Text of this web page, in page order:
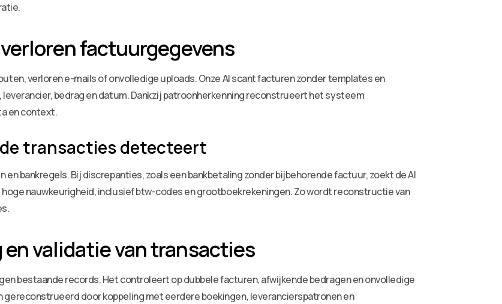
factuurgegevens
verloren e-mails of onvolledige uploads. Onze AI scant facturen zonder templates en
bedrag en datum. Dankzij patroonherkenning reconstrueert het systeem
en context.
transacties detecteert
bankregels. Bij discrepanties, zoals een bankbetaling zonder bijbehorende factuur, zoekt de AI
nauwkeurigheid, inclusief btw-codes en grootboekrekeningen. Zo wordt reconstructie van
validatie van transacties
bestaande records. Het controleert op dubbele facturen, afwijkende bedragen en onvolledige
door koppeling met eerdere boekingen, leverancierspatronen en